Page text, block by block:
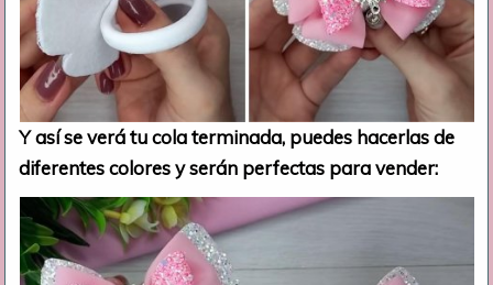
Y así se verá tu cola terminada, puedes hacerlas de
diferentes colores y serán perfectas para vender: